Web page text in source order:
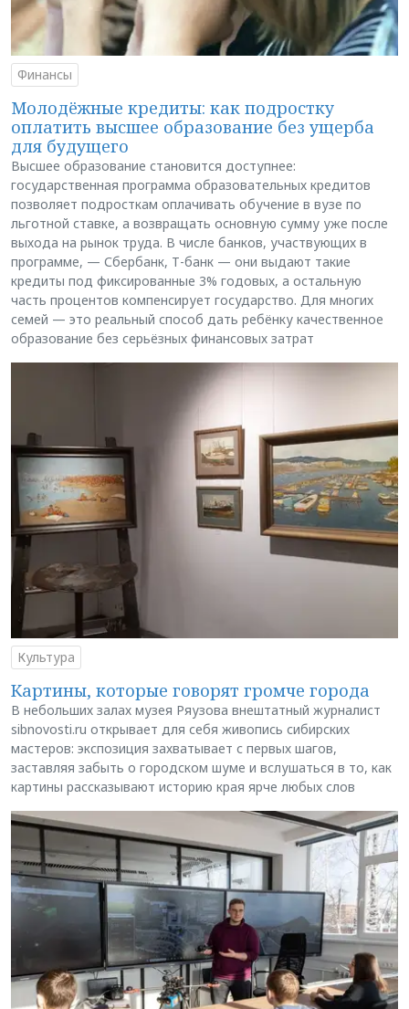
Финансы
Молодёжные кредиты: как подростку
оплатить высшее образование без ущерба
для будущего
Высшее образование становится доступнее:
государственная программа образовательных кредитов
позволяет подросткам оплачивать обучение в вузе по
льготной ставке, а возвращать основную сумму уже после
выхода на рынок труда. В числе банков, участвующих в
программе, — Сбербанк, Т-банк — они выдают такие
кредиты под фиксированные 3% годовых, а остальную
часть процентов компенсирует государство. Для многих
семей — это реальный способ дать ребёнку качественное
образование без серьёзных финансовых затрат
Культура
Картины, которые говорят громче города
В небольших залах музея Ряузова внештатный журналист
sibnovosti.ru открывает для себя живопись сибирских
мастеров: экспозиция захватывает с первых шагов,
заставляя забыть о городском шуме и вслушаться в то, как
картины рассказывают историю края ярче любых слов